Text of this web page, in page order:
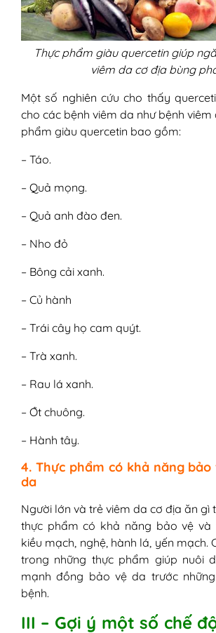
Thực phẩm giàu quercetin giúp
viêm da cơ địa bùng
Một số nghiên cứu cho thấy
cho các bệnh viêm da như bệnh viêm
phẩm giàu quercetin bao gồm:
– Táo.
– Quả mọng.
– Quả anh đào đen.
– Nho đỏ
– Bông cải xanh.
– Củ hành
– Trái cây họ cam quýt.
– Trà xanh.
– Rau lá xanh.
– Ớt chuông.
– Hành tây.
4. Thực phẩm có khả năng
da
Người lớn và trẻ viêm da cơ địa ăn gì
thực phẩm có khả năng bảo vệ
kiều mạch, nghệ, hành lá, yến mạch.
trong những thực phẩm giúp nuôi
mạnh đồng bảo vệ da trước
bệnh.
III – Gợi ý một số chế